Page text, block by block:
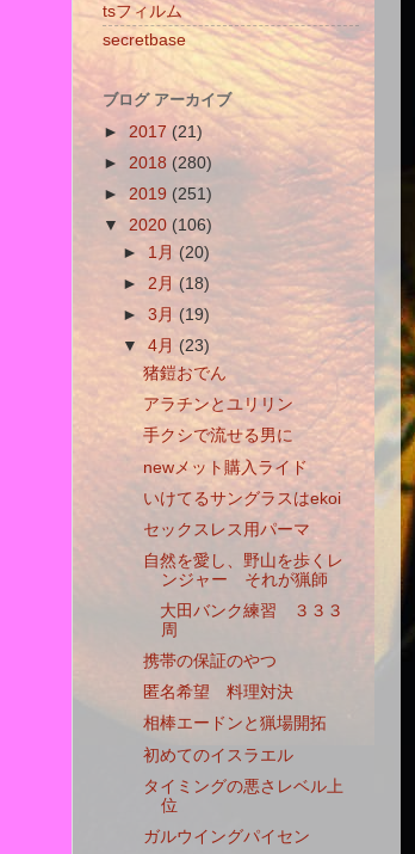
tsフィルム
secretbase
ブログ アーカイブ
► 2017 (21)
► 2018 (280)
► 2019 (251)
▼ 2020 (106)
► 1月(20)
►2月(18)
►3月 (19)
▼4月(23)
猪鎧おでん
アラチンとユリリン
手クシで流せる男に
newメット購入ライド
いけてるサングラスはekoi
セックスレス用パーマ
自然を愛し、野山を歩くレ
ンジャー それが猟師
大田バンク練習 ３３３
周
携帯の保証のやつ
匿名希望 料理対決
相棒エードンと猟場開拓
初めてのイスラエル
タイミングの悪さレベル上
位
ガルウイングパイセン